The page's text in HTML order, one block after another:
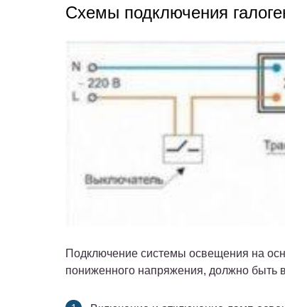
Схемы подключения
Подключение системы освещения на
пониженного напряжения, должно быть